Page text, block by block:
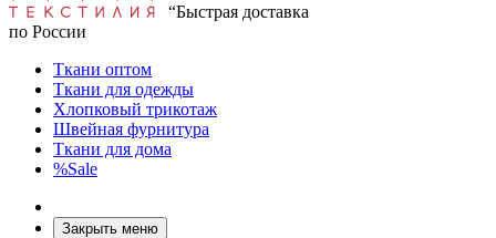
“Быстрая доставка
по России
Ткани оптом
Ткани для одежды
Хлопковый трикотаж
Швейная фурнитура
Ткани для дома
%Sale
Закрыть меню